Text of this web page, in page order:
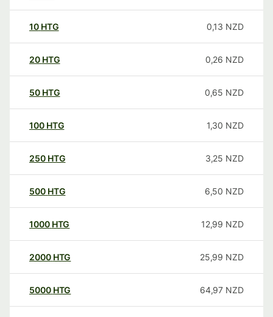
10 HTG 0,13 NZD
20 HTG 0,26 NZD
50 HTG 0,65 NZD
100 HTG 1,30 NZD
250 HTG 3,25 NZD
500 HTG 6,50 NZD
1000 HTG 12,99 NZD
2000 HTG 25,99 NZD
5000 HTG 64,97 NZD